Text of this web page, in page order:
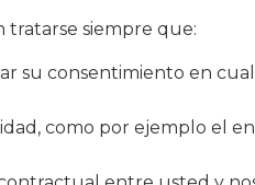
tratarse siempre que:
su consentimiento en
como por ejemplo el